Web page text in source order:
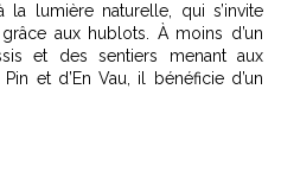
la lumière naturelle, qui s’invite
aux hublots. À moins d’un
et des sentiers menant aux
et d’En Vau, il bénéficie d’un